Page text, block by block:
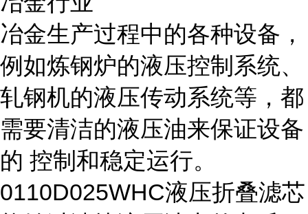
冶金生产过程中的各种设备，
例如炼钢炉的液压控制系统、
轧钢机的液压传动系统等，都
需要清洁的液压油来保证设备
的 控制和稳定运行。
0110D025WHC液压折叠滤芯